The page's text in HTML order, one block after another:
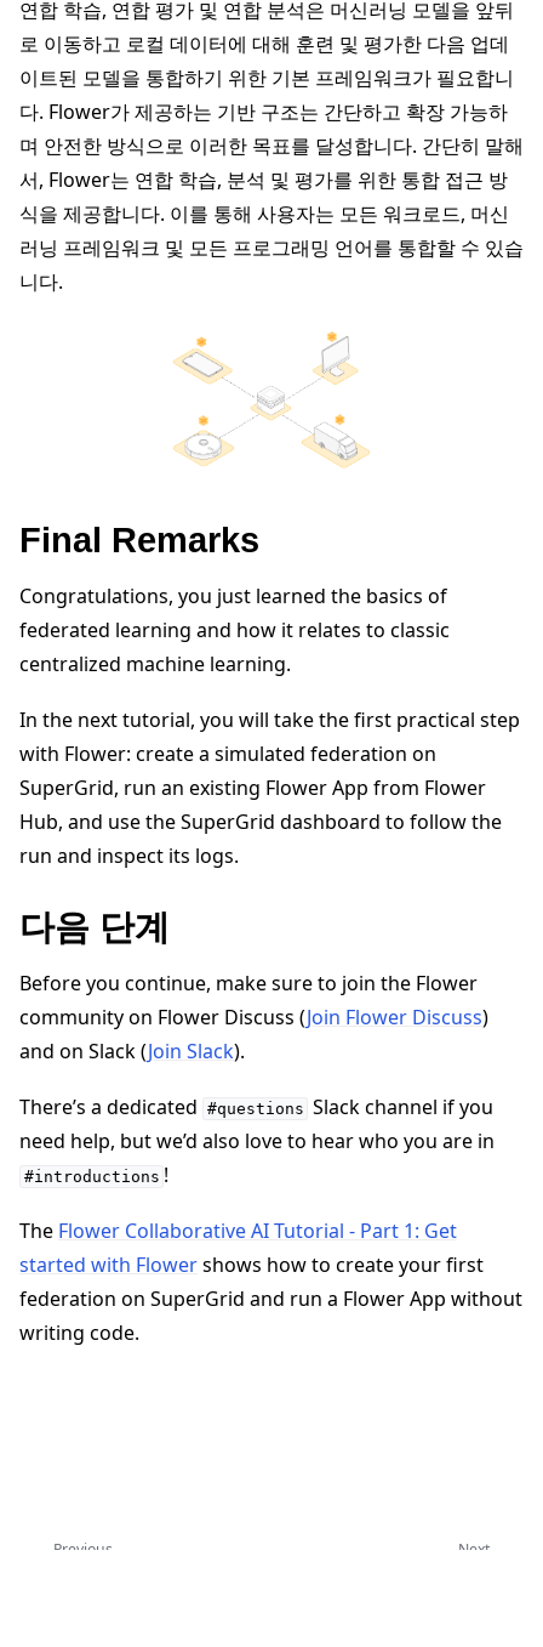
연합 학습, 연합 평가 및 연합 분석은 머신러닝 모델을 앞뒤
로 이동하고 로컬 데이터에 대해 훈련 및 평가한 다음 업데
이트된 모델을 통합하기 위한 기본 프레임워크가 필요합니
다. Flower가 제공하는 기반 구조는 간단하고 확장 가능하
며 안전한 방식으로 이러한 목표를 달성합니다. 간단히 말해
서, Flower는 연합 학습, 분석 및 평가를 위한 통합 접근 방
식을 제공합니다. 이를 통해 사용자는 모든 워크로드, 머신
러닝 프레임워크 및 모든 프로그래밍 언어를 통합할 수 있습
니다.
Final Remarks
Congratulations, you just learned the basics of
federated learning and how it relates to classic
centralized machine learning.
In the next tutorial, you will take the first practical step
with Flower: create a simulated federation on
SuperGrid, run an existing Flower App from Flower
Hub, and use the SuperGrid dashboard to follow the
run and inspect its logs.
다음 단계
Before you continue, make sure to join the Flower
community on Flower Discuss (Join Flower Discuss)
and on Slack (Join Slack).
There’s a dedicated #questions Slack channel if you
need help, but we’d also love to hear who you are in
#introductions !
The Flower Collaborative AI Tutorial - Part 1: Get
started with Flowershows how to create your first
federation on SuperGrid and run a Flower App without
writing code.
Next
Previous